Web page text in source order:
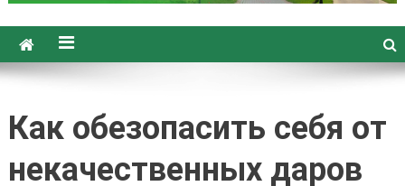
Хойники. Хойнiцкiя навiны.
Новости Хойник. Районная
Как обезопасить себя от
некачественных даров